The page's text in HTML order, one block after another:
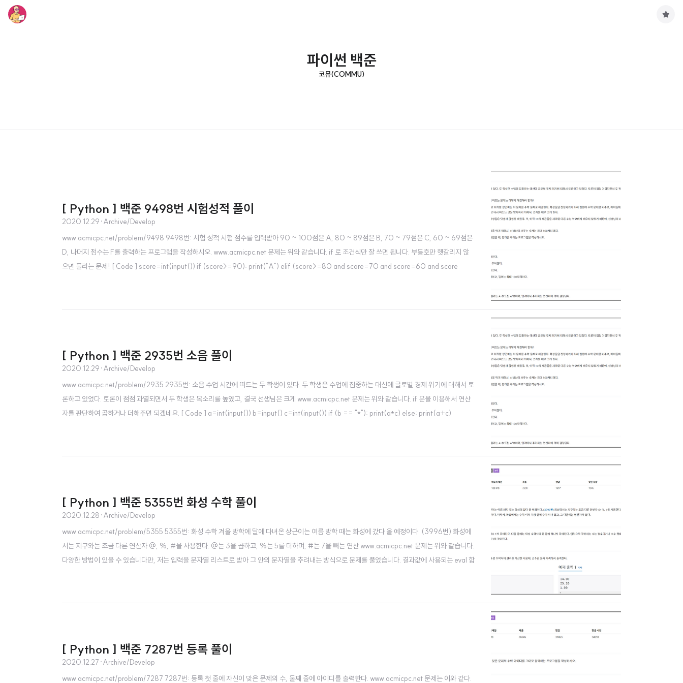
파이썬 백준
코뮤(COMMU)
[ Python ] 백준 9498번 시험성적 풀이
2020.12.29 ·Archive/Develop
www.acmicpc.net/problem/9498 9498번: 시험 성적 시험 점수를 입력받아 90 ~ 100점은 A, 80 ~ 89점은 B, 70 ~ 79점은 C, 60 ~ 69점은
D, 나머지 점수는 F를 출력하는 프로그램을 작성하시오. www.acmicpc.net 문제는 위와 같습니다. if 로 조건식만 잘 쓰면 됩니다. 부등호만 헷갈리지 않
으면 풀리는 문제! [ Code ] score=int(input()) if (score>=90): print("A") elif (score>=80 and score=70 and score=60 and score
[ Python ] 백준 2935번 소음 풀이
2020.12.29 ·Archive/Develop
www.acmicpc.net/problem/2935 2935번: 소음 수업 시간에 떠드는 두 학생이 있다. 두 학생은 수업에 집중하는 대신에 글로벌 경제 위기에 대해서 토
론하고 있었다. 토론이 점점 과열되면서 두 학생은 목소리를 높였고, 결국 선생님은 크게 www.acmicpc.net 문제는 위와 같습니다. if 문을 이용해서 연산
자를 판단하여 곱하거나 더해주면 되겠네요. [ Code ] a=int(input()) b=input() c=int(input()) if (b == "*"): print(a*c) else: print(a+c)
[ Python ] 백준 5355번 화성 수학 풀이
2020.12.28 ·Archive/Develop
www.acmicpc.net/problem/5355 5355번: 화성 수학 겨울 방학에 달에 다녀온 상근이는 여름 방학 때는 화성에 갔다 올 예정이다. (3996번) 화성에
서는 지구와는 조금 다른 연산자 @, %, #을 사용한다. @는 3을 곱하고, %는 5를 더하며, #는 7을 빼는 연산 www.acmicpc.net 문제는 위와 같습니다.
다양한 방법이 있을 수 있습니다만, 저는 입력을 문자열 리스트로 받아 그 안의 문자열을 추려내는 방식으로 문제를 풀었습니다. 결과값에 사용되는 eval 함
[ Python ] 백준 7287번 등록 풀이
2020.12.27 ·Archive/Develop
www.acmicpc.net/problem/7287 7287번: 등록 첫 줄에 자신이 맞은 문제의 수, 둘째 줄에 아이디를 출력한다. www.acmicpc.net 문제는 이와 같다.
구